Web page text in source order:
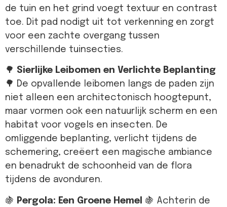
de tuin en het grind voegt textuur en contrast
toe. Dit pad nodigt uit tot verkenning en zorgt
voor een zachte overgang tussen
verschillende tuinsecties.
🌳 Sierlijke Leibomen en Verlichte Beplanting
🌳 De opvallende leibomen langs de paden zijn
niet alleen een architectonisch hoogtepunt,
maar vormen ook een natuurlijk scherm en een
habitat voor vogels en insecten. De
omliggende beplanting, verlicht tijdens de
schemering, creëert een magische ambiance
en benadrukt de schoonheid van de flora
tijdens de avonduren.
🍇 Pergola: Een Groene Hemel
🍇 Achterin de